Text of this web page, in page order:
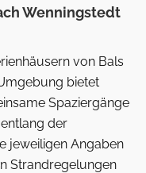
Wenningstedt
von Bals
bietet
Spaziergänge
der
jeweiligen Angaben
Strandregelungen